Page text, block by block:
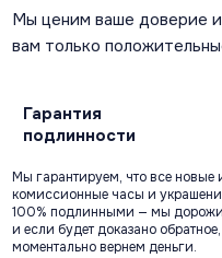
Мы ценим ваше доверие и
вам только
Гарантия
подлинности
Мы гарантируем, что все новые
комиссионные часы и
100% подлинными — мы
и если будет доказано
моментально вернем деньги.